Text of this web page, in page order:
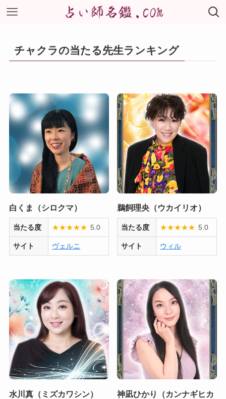
チャクラの当たる先生ランキング
白くま（シロクマ）
当たる度 ★★★★★ 5.0
サイト ヴェルニ
鵜飼理央（ウカイリオ）
当たる度 ★★★★★ 5.0
サイト ウィル
水川真（ミズカワシン）
神凪ひかり（カンナギヒカ